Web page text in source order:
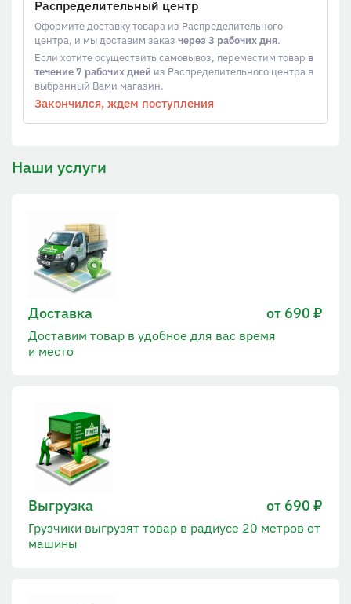
Распределительный центр
Оформите доставку товара из Распределительного
центра, и мы доставим заказ через 3 рабочих дня.
Если хотите осуществить самовывоз, переместим товар в
течение 7 рабочих дней из Распределительного центра в
выбранный Вами магазин.
Закончился, ждем поступления
Наши услуги
Доставка от 690 ₽
Доставим товар в удобное для вас время
и место
Выгрузка от 690 ₽
Грузчики выгрузят товар в радиусе 20 метров от
машины